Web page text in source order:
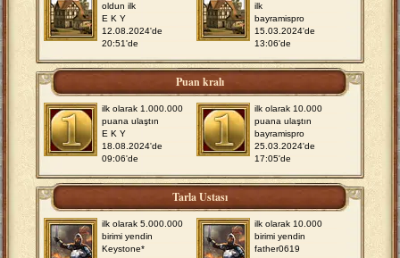
oldun ilk
E K Y
12.08.2024'de
20:51'de
ilk
bayramispro
15.03.2024'de
13:06'de
Puan kralı
ilk olarak 1.000.000
puana ulaştın
E K Y
18.08.2024'de
09:06'de
ilk olarak 10.000
puana ulaştın
bayramispro
25.03.2024'de
17:05'de
Tarla Ustası
ilk olarak 5.000.000
birimi yendin
Keystone*
ilk olarak 10.000
birimi yendin
father0619